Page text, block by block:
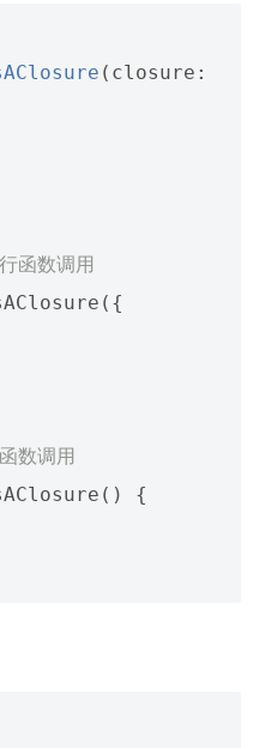
( closure :
函数调用
({
数调用
()
{